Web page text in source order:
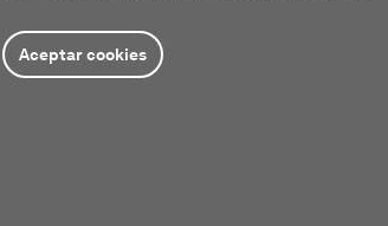
Aceptar cookies